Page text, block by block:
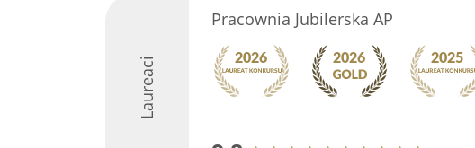
Laureaci
Pracownia Jubilerska AP